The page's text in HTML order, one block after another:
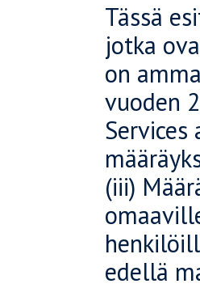
Tässä
jotka
on
vuoden
(iii)
edellä